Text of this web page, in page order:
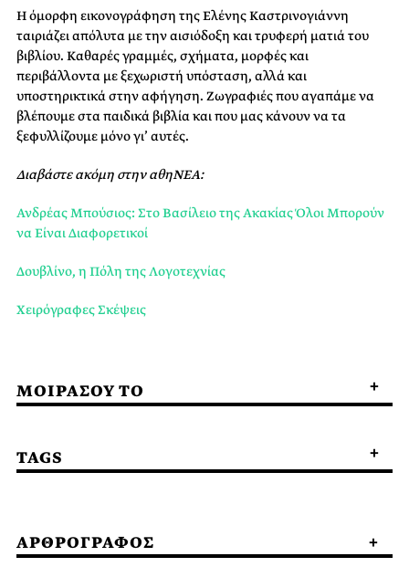
Η όμορφη εικονογράφηση της Ελένης Καστρινογιάννη
ταιριάζει απόλυτα με την αισιόδοξη και τρυφερή ματιά του
βιβλίου. Καθαρές γραμμές, σχήματα, μορφές και
περιβάλλοντα με ξεχωριστή υπόσταση, αλλά και
υποστηρικτικά στην αφήγηση. Ζωγραφιές που αγαπάμε να
βλέπουμε στα παιδικά βιβλία και που μας κάνουν να τα
ξεφυλλίζουμε μόνο γι’ αυτές.
Διαβάστε ακόμη στην αθηΝΕΑ:
Ανδρέας Μπούσιος: Στο Βασίλειο της Ακακίας Όλοι Μπορούν
να Είναι Διαφορετικοί
Δουβλίνο, η Πόλη της Λογοτεχνίας
Χειρόγραφες Σκέψεις
ΜΟΙΡΑΣΟΥ ΤΟ
TAGS
ΑΡΘΡΟΓΡΑΦΟΣ